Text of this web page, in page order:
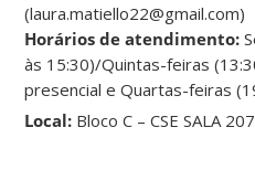
(laura.matiello22@gmail.com)
Horários de atendimento:
às 15:30)/Quintas-feiras
presencial e Quartas-feiras
Local: Bloco C – CSE SALA